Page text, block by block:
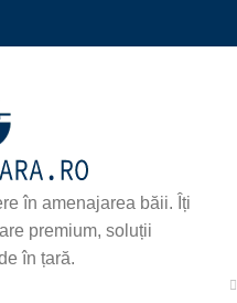
în amenajarea băii. Îți
premium, soluții
în țară.